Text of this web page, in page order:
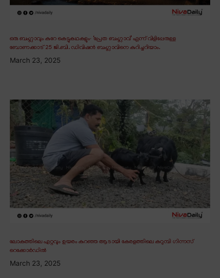
ഒരു ബംഗ്ലാവും കുറേ കെട്ടുകഥകളും∙ ‘പ്രേത ബംഗ്ലാവ്’ എന്ന് വിളിപ്പേരുള്ള
ബോണക്കാട് 25 ജി.ബി. ഡിവിഷൻ ബംഗ്ലാവിനെ കുറിച്ചറിയാം.
March 23, 2025
ലോകത്തിലെ ഏറ്റവും ഉയരം കുറഞ്ഞ ആടായി കേരളത്തിലെ കറുമ്പി ഗിന്നസ്
റെക്കോർഡിൽ
March 23, 2025